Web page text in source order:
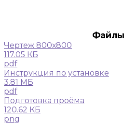
Файлы
Чертеж 800х800
117.05 КБ
pdf
Инструкция по установке
3.81 МБ
pdf
Подготовка проёма
120.62 КБ
png